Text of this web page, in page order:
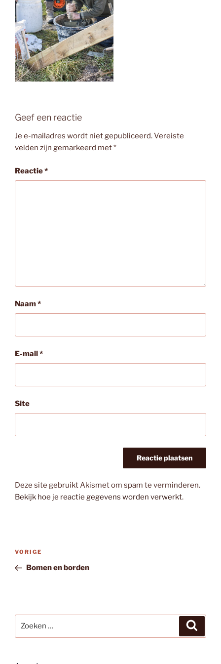
Geef een reactie
Je e-mailadres wordt niet gepubliceerd.Vereiste
velden zijn gemarkeerd met*
Reactie*
Naam*
E-mail*
Site
Deze site gebruikt Akismet om spam te verminderen.
Bekijk hoe je reactie gegevens worden verwerkt.
Bericht
Vorig
bericht
VORIGE
Bomen en borden
naar: